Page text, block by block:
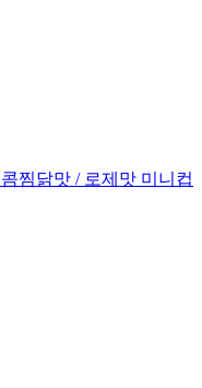
찜닭맛 / 로제맛 미니컵